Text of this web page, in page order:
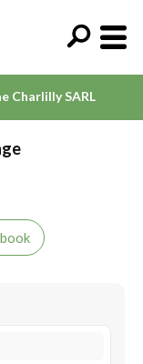
Charlilly SARL